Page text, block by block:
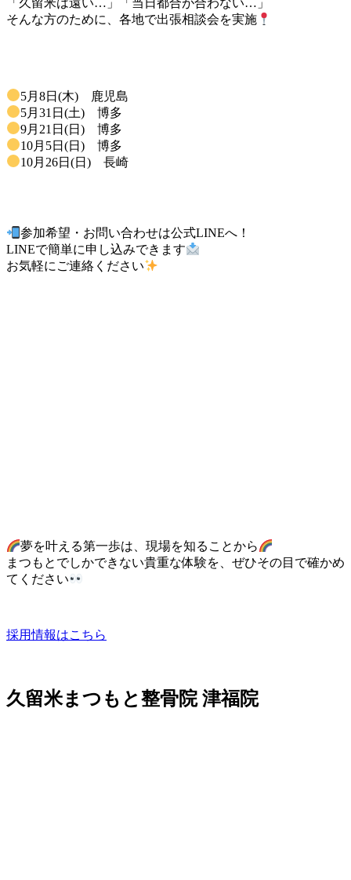
「久留米は遠い…」「当日都合が合わない…」
そんな方のために、各地で出張相談会を実施
5月8日(木) 鹿児島
5月31日(土) 博多
9月21日(日) 博多
10月5日(日) 博多
10月26日(日) 長崎
参加希望・お問い合わせは公式LINEへ！
LINEで簡単に申し込みできます
お気軽にご連絡ください
夢を叶える第一歩は、現場を知ることから
まつもとでしかできない貴重な体験を、ぜひその目で確かめ
てください
採用情報はこちら
久留米まつもと整骨院 津福院